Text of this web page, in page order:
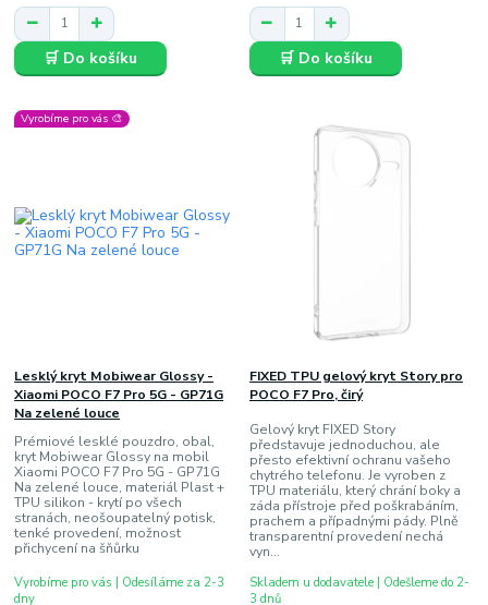
🛒 Do košíku 🛒 Do košíku
Vyrobíme pro vás 🎨
Lesklý kryt Mobiwear Glossy -
Xiaomi POCO F7 Pro 5G - GP71G
Na zelené louce
Prémiové lesklé pouzdro, obal,
kryt Mobiwear Glossy na mobil
Xiaomi POCO F7 Pro 5G - GP71G
Na zelené louce, materiál Plast +
TPU silikon - krytí po všech
stranách, neošoupatelný potisk,
tenké provedení, možnost
přichycení na šňůrku
Vyrobíme pro vás | Odesíláme za 2-3
dny
FIXED TPU gelový kryt Story pro
POCO F7 Pro, čirý
Gelový kryt FIXED Story
představuje jednoduchou, ale
přesto efektivní ochranu vašeho
chytrého telefonu. Je vyroben z
TPU materiálu, který chrání boky a
záda přístroje před poškrabáním,
prachem a případnými pády. Plně
transparentní provedení nechá
vyn...
Skladem u dodavatele | Odešleme do 2-
3 dnů